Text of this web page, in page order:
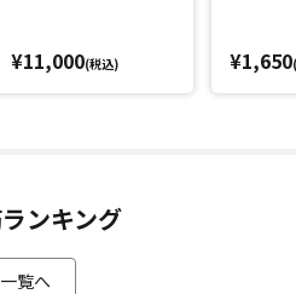
¥11,000(税込) ¥1,650
ンキング
一覧へ